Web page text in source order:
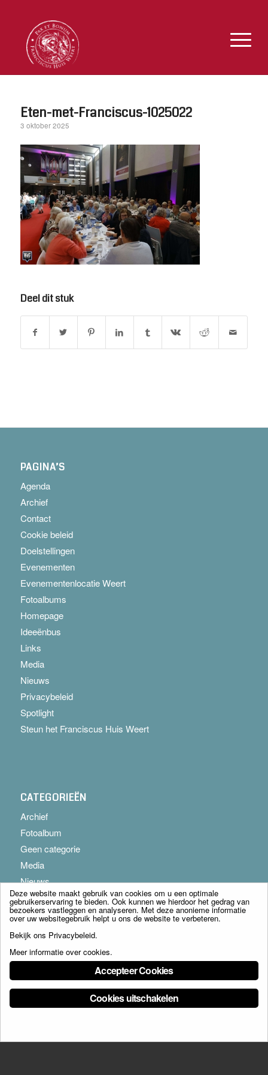
Eten-met-Franciscus-1025022
3 oktober 2025
Deel dit stuk
PAGINA’S
Agenda
Archief
Contact
Cookie beleid
Doelstellingen
Evenementen
Evenementenlocatie Weert
Fotoalbums
Homepage
Ideeënbus
Links
Media
Nieuws
Privacybeleid
Spotlight
Steun het Franciscus Huis Weert
CATEGORIEËN
Archief
Fotoalbum
Geen categorie
Media
Nieuws
© Copyright - Franciscus Huis Weert B.V. - webdesign:
Deze website maakt gebruik van cookies om u een optimale
gebruikerservaring te bieden. Ook kunnen we hierdoor het gedrag van
bezoekers vastleggen en analyseren. Met deze anonieme informatie
over uw websitegebruik helpt u ons de website te verbeteren.
Bekijk ons Privacybeleid.
Meer informatie over cookies.
Accepteer Cookies
Cookies uitschakelen